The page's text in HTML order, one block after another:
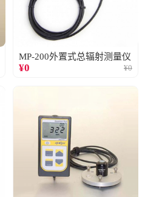
MP-200外置式总辐射测量仪
¥0 ¥0